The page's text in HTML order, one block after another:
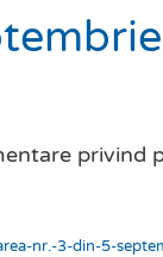
privind
nr.-3-din-5-